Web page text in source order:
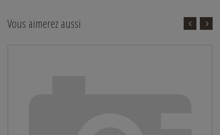
Vous aimerez aussi